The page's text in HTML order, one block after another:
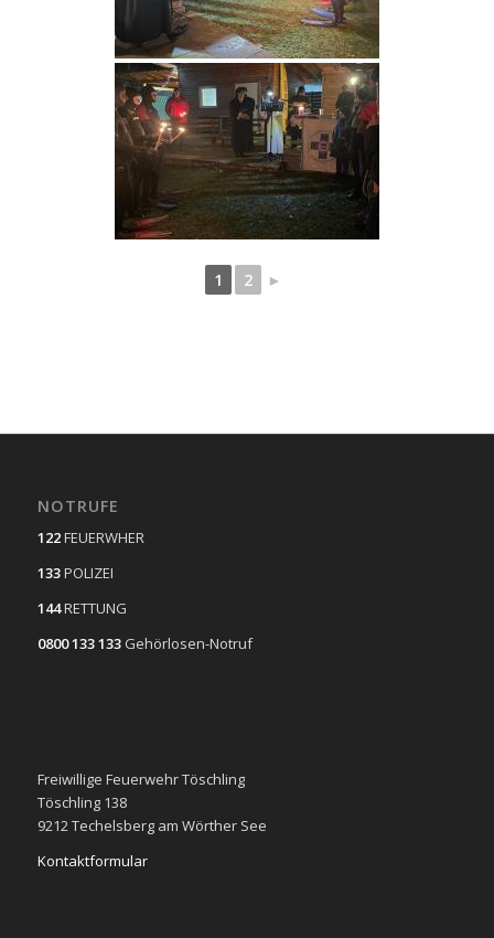
1 2 ►
NOTRUFE
122FEUERWHER
133POLIZEI
144RETTUNG
0800 133 133 Gehörlosen-Notruf
Freiwillige Feuerwehr Töschling
Töschling 138
9212 Techelsberg am Wörther See
Kontaktformular